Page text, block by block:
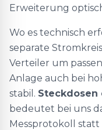
Erweiterung
Wo es technisch
separate
Verteiler um
Anlage auch bei
stabil.
bedeutet bei uns
Messprotokoll statt